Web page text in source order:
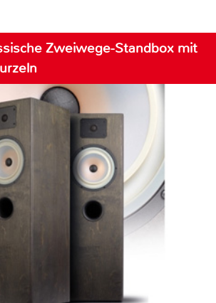
Zweiwege-Standbox mit